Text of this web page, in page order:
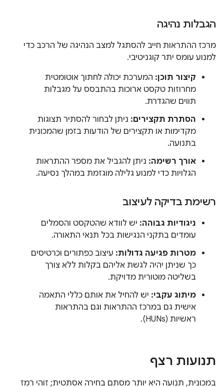
הגבלות נהיגה
מרכז ההתראות חייב להסתגל למצב הנהיגה של הרכב כדי
למנוע עומס יתר קוגניטיבי.
קיצור תוכן: המערכת יכולה לחתוך אוטומטית
מחרוזות טקסט ארוכות בהתבסס על מגבלות
תווים שהגדרת.
הסתרת תקצירים: ניתן לבחור להסתיר תצוגות
מקדימות או תקצירים של הודעות בזמן שהמכונית
בתנועה.
אורך רשימה: ניתן להגביל את מספר ההתראות
הגלויות כדי למנוע גלילה מוגזמת במהלך נסיעה.
רשימת בדיקה לעיצוב
ניגודיות גבוהה: יש לוודא שהטקסט והסמלים
עומדים בתקני הנגישות בכל תנאי התאורה.
מטרות פגיעה גדולות: עיצוב כפתורים וכרטיסים
כך שניתן יהיה לגשת אליהם בקלות ללא צורך
בשליטה מוטורית מדויקת.
מיתוג עקבי: יש להחיל את אותם כללי התאמה
אישית גם במרכז ההתראות וגם בהתראות
ראשיות (HUNs).
תנועות רצף
במכונית, תנועה היא יותר מסתם בחירה אסתטית; זוהי רמז